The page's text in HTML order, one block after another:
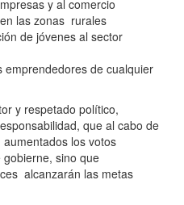
y al comercio
las zonas rurales
de jóvenes al sector
emprendedores de cualquier
y respetado político,
que al cabo de
los votos
sino que
alcanzarán las metas